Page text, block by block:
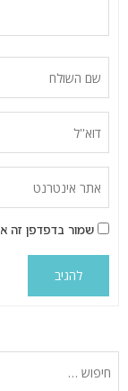
שמור בדפדפן זה